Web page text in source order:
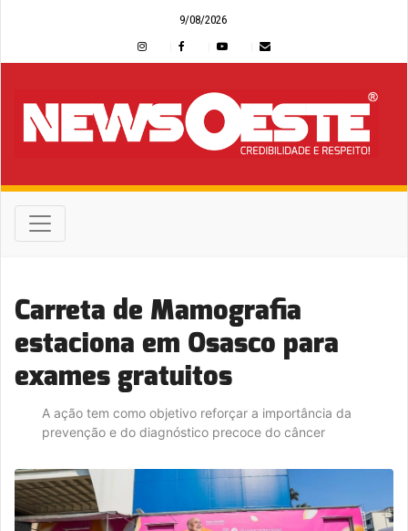
9/08/2026
Carreta de Mamografia
estaciona em Osasco para
exames gratuitos
A ação tem como objetivo reforçar a importância da
prevenção e do diagnóstico precoce do câncer